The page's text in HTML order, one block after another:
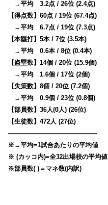
→平均 3.2点 / 26位 (2.4点)
【得点数】60点 / 19位 (67.4点)
→平均 6.7点 / 19位 (7.3点)
【本塁打】5本 / 7位 (3.5本)
→平均 0.6本 / 8位 (0.4本)
【盗塁数】14個 / 20位 (15.9個)
→平均 1.6個 / 17位 (2個)
【失策数】8個 / 20位 (7.2個)
→平均 0.9個 / 23位 (0.8個)
【部員数】36人(0人) (26位)
【生徒数】472人 (27位)
——————————————
※→平均=1試合あたりの平均値
※ (カッコ内)=全32出場校の平均値
※部員数( )＝マネ数(内訳)